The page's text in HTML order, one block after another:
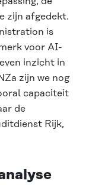
zijn afgedekt.
is
voor AI-
inzicht in
zijn we nog
capaciteit
de
Rijk,